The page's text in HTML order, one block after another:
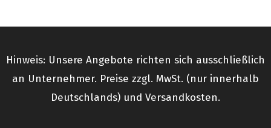
Hinweis: Unsere Angebote richten sich ausschließlich
an Unternehmer. Preise zzgl. MwSt. (nur innerhalb
Deutschlands) und Versandkosten.